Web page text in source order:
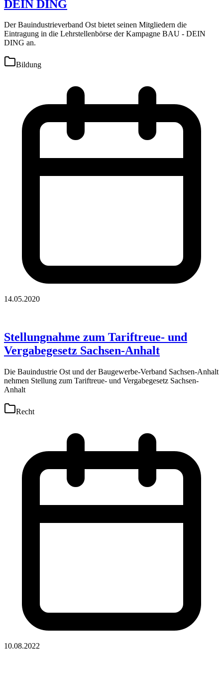
DEIN DING
Der Bauindustrieverband Ost bietet seinen Mitgliedern die
Eintragung in die Lehrstellenbörse der Kampagne BAU - DEIN
DING an.
Bildung
14.05.2020
Stellungnahme zum Tariftreue- und
Vergabegesetz Sachsen-Anhalt
Die Bauindustrie Ost und der Baugewerbe-Verband Sachsen-Anhalt
nehmen Stellung zum Tariftreue- und Vergabegesetz Sachsen-
Anhalt
Recht
10.08.2022